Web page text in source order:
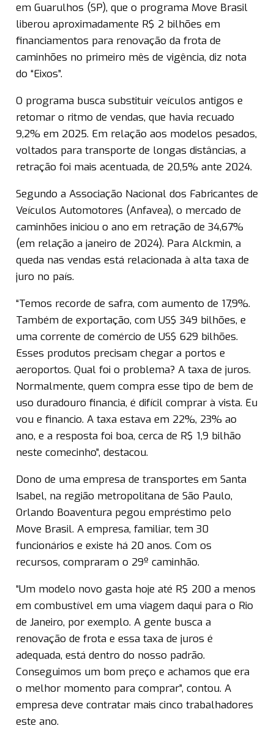
em Guarulhos (SP), que o programa Move Brasil
liberou aproximadamente R$ 2 bilhões em
financiamentos para renovação da frota de
caminhões no primeiro mês de vigência, diz nota
do “Eixos”.
O programa busca substituir veículos antigos e
retomar o ritmo de vendas, que havia recuado
9,2% em 2025. Em relação aos modelos pesados,
voltados para transporte de longas distâncias, a
retração foi mais acentuada, de 20,5% ante 2024.
Segundo a Associação Nacional dos Fabricantes de
Veículos Automotores (Anfavea), o mercado de
caminhões iniciou o ano em retração de 34,67%
(em relação a janeiro de 2024). Para Alckmin, a
queda nas vendas está relacionada à alta taxa de
juro no país.
“Temos recorde de safra, com aumento de 17,9%.
Também de exportação, com US$ 349 bilhões, e
uma corrente de comércio de US$ 629 bilhões.
Esses produtos precisam chegar a portos e
aeroportos. Qual foi o problema? A taxa de juros.
Normalmente, quem compra esse tipo de bem de
uso duradouro financia, é difícil comprar à vista. Eu
vou e financio. A taxa estava em 22%, 23% ao
ano, e a resposta foi boa, cerca de R$ 1,9 bilhão
neste comecinho”, destacou.
Dono de uma empresa de transportes em Santa
Isabel, na região metropolitana de São Paulo,
Orlando Boaventura pegou empréstimo pelo
Move Brasil. A empresa, familiar, tem 30
funcionários e existe há 20 anos. Com os
recursos, compraram o 29º caminhão.
“Um modelo novo gasta hoje até R$ 200 a menos
em combustível em uma viagem daqui para o Rio
de Janeiro, por exemplo. A gente busca a
renovação de frota e essa taxa de juros é
adequada, está dentro do nosso padrão.
Conseguimos um bom preço e achamos que era
o melhor momento para comprar”, contou. A
empresa deve contratar mais cinco trabalhadores
este ano.